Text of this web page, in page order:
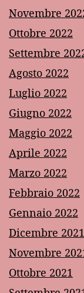
Novembre
Ottobre 2022
Settembre
Agosto 2022
Luglio 2022
Giugno 2022
Maggio 2022
Aprile 2022
Marzo 2022
Febbraio 2022
Gennaio 2022
Dicembre 2021
Novembre
Ottobre 2021